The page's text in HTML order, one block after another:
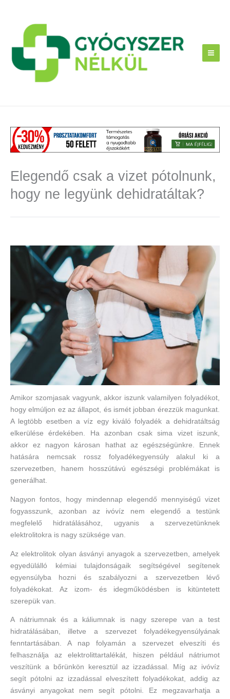
Elegendő csak a vizet pótolnunk,
hogy ne legyünk dehidratáltak?
Amikor szomjasak vagyunk, akkor iszunk valamilyen folyadékot,
hogy elmúljon ez az állapot, és ismét jobban érezzük magunkat.
A legtöbb esetben a víz egy kiváló folyadék a dehidratáltság
elkerülése érdekében. Ha azonban csak sima vizet iszunk,
akkor ez nagyon károsan hathat az egészségünkre. Ennek
hatására nemcsak rossz folyadékegyensúly alakul ki a
szervezetben, hanem hosszútávú egészségi problémákat is
generálhat.
Nagyon fontos, hogy mindennap elegendő mennyiségű vizet
fogyasszunk, azonban az ivóvíz nem elegendő a testünk
megfelelő hidratálásához, ugyanis a szervezetünknek
elektrolitokra is nagy szüksége van.
Az elektrolitok olyan ásványi anyagok a szervezetben, amelyek
egyedülálló kémiai tulajdonságaik segítségével segítenek
egyensúlyba hozni és szabályozni a szervezetben lévő
folyadékokat. Az izom- és idegműködésben is kitüntetett
szerepük van.
A nátriumnak és a káliumnak is nagy szerepe van a test
hidratálásában, illetve a szervezet folyadékegyensúlyának
fenntartásában. A nap folyamán a szervezet elveszíti és
felhasználja az elektrolittartalékát, hiszen például nátriumot
veszítünk a bőrünkön keresztül az izzadással. Míg az ivóvíz
segít pótolni az izzadással elveszített folyadékokat, addig az
ásványi anyagokat nem segít pótolni. Ez megzavarhatja a